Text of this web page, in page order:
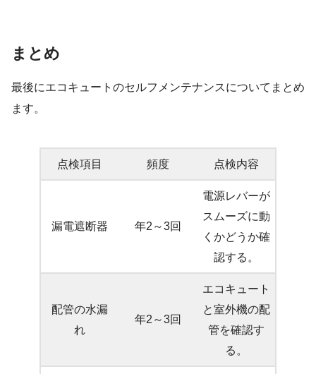
まとめ
最後にエコキュートのセルフメンテナンスについてまとめ
ます。
点検項目 頻度 点検内容
漏電遮断器 年2～3回
電源レバーが
スムーズに動
くかどうか確
認する。
配管の水漏
れ
年2～3回
エコキュート
と室外機の配
管を確認す
る。